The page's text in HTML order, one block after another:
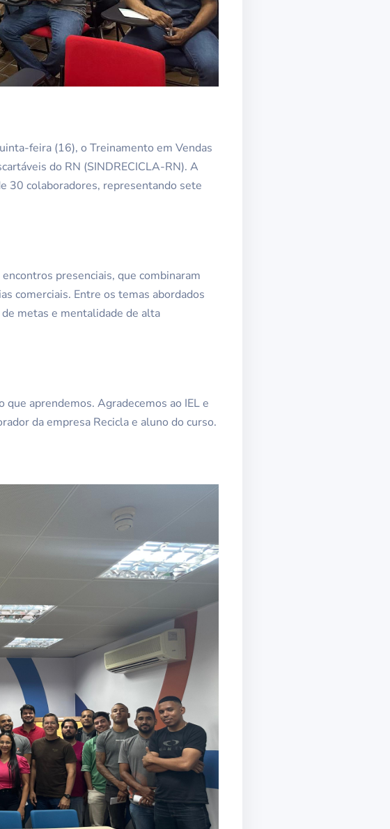
feira (16), o Treinamento em Vendas
do RN (SINDRECICLA-RN). A
30 colaboradores, representando sete
presenciais, que combinaram
comerciais. Entre os temas abordados
metas e mentalidade de alta
aprendemos. Agradecemos ao IEL e
da empresa Recicla e aluno do curso.